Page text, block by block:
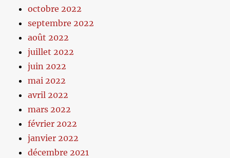
octobre 2022
septembre 2022
août 2022
juillet 2022
juin 2022
mai 2022
avril 2022
mars 2022
février 2022
janvier 2022
décembre 2021